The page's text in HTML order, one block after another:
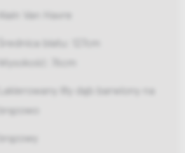
Alain Van Havre
Średnica blatu: 127cm
Wysokość: 76cm
Lakierowany lity dąb barwiony na
brązowo
brązowy